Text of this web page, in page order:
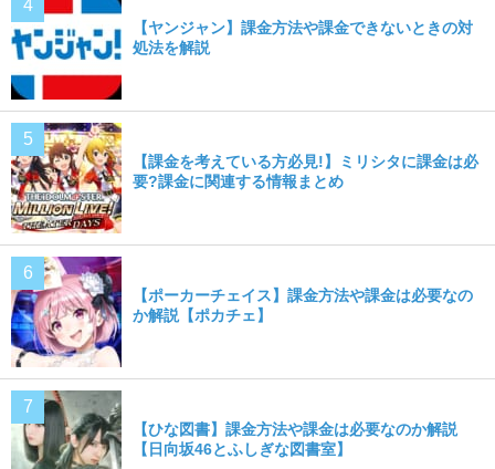
【ヤンジャン】課金方法や課金できないときの対
処法を解説
【課金を考えている方必見!】ミリシタに課金は必
要?課金に関連する情報まとめ
【ポーカーチェイス】課金方法や課金は必要なの
か解説【ポカチェ】
【ひな図書】課金方法や課金は必要なのか解説
【日向坂46とふしぎな図書室】